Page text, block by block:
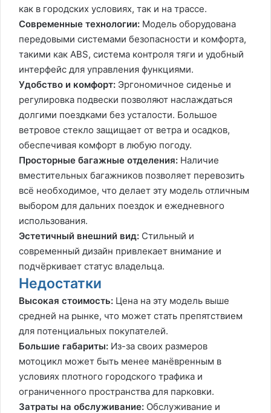
как в городских условиях, так и на трассе.
Современные технологии: Модель оборудована
передовыми системами безопасности и комфорта,
такими как ABS, система контроля тяги и удобный
интерфейс для управления функциями.
Удобство и комфорт: Эргономичное сиденье и
регулировка подвески позволяют наслаждаться
долгими поездками без усталости. Большое
ветровое стекло защищает от ветра и осадков,
обеспечивая комфорт в любую погоду.
Просторные багажные отделения: Наличие
вместительных багажников позволяет перевозить
всё необходимое, что делает эту модель отличным
выбором для дальних поездок и ежедневного
использования.
Эстетичный внешний вид: Стильный и
современный дизайн привлекает внимание и
подчёркивает статус владельца.
Недостатки
Высокая стоимость: Цена на эту модель выше
средней на рынке, что может стать препятствием
для потенциальных покупателей.
Большие габариты: Из-за своих размеров
мотоцикл может быть менее манёвренным в
условиях плотного городского трафика и
ограниченного пространства для парковки.
Затраты на обслуживание: Обслуживание и